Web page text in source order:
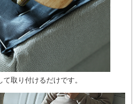
取り付けるだけです。